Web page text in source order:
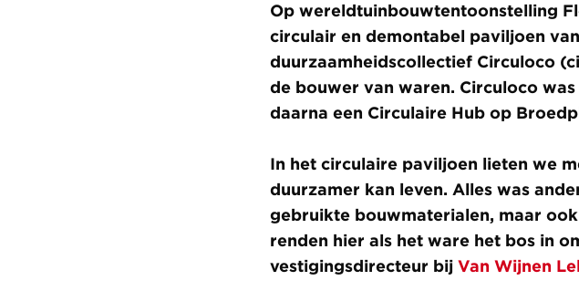
Op wereldtuinbouwtentoonstelling
circulair en demontabel paviljoen
duurzaamheidscollectief Circuloco
de bouwer van waren. Circuloco
daarna een Circulaire Hub op
In het circulaire paviljoen lieten we
duurzamer kan leven. Alles was
gebruikte bouwmaterialen, maar
renden hier als het ware het bos in
vestigingsdirecteur bij Van Wijnen